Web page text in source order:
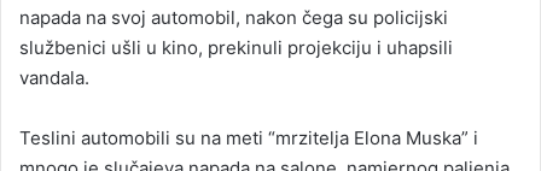
napada na svoj automobil, nakon čega su policijski
službenici ušli u kino, prekinuli projekciju i uhapsili
vandala.
Teslini automobili su na meti “mrzitelja Elona Muska” i